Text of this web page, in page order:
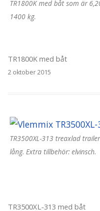
TR1800K med båt som är
1400 kg.
TR1800K med båt
2 oktober 2015
TR3500XL-313 treaxlad
lång. Extra tillbehör: elvinsch.
TR3500XL-313 med båt